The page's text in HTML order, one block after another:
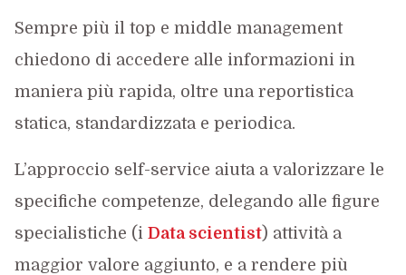
Sempre più il top e middle management
chiedono di accedere alle informazioni in
maniera più rapida, oltre una reportistica
statica, standardizzata e periodica.
L’approccio self-service aiuta a valorizzare le
specifiche competenze, delegando alle figure
specialistiche (i Data scientist) attività a
maggior valore aggiunto, e a rendere più